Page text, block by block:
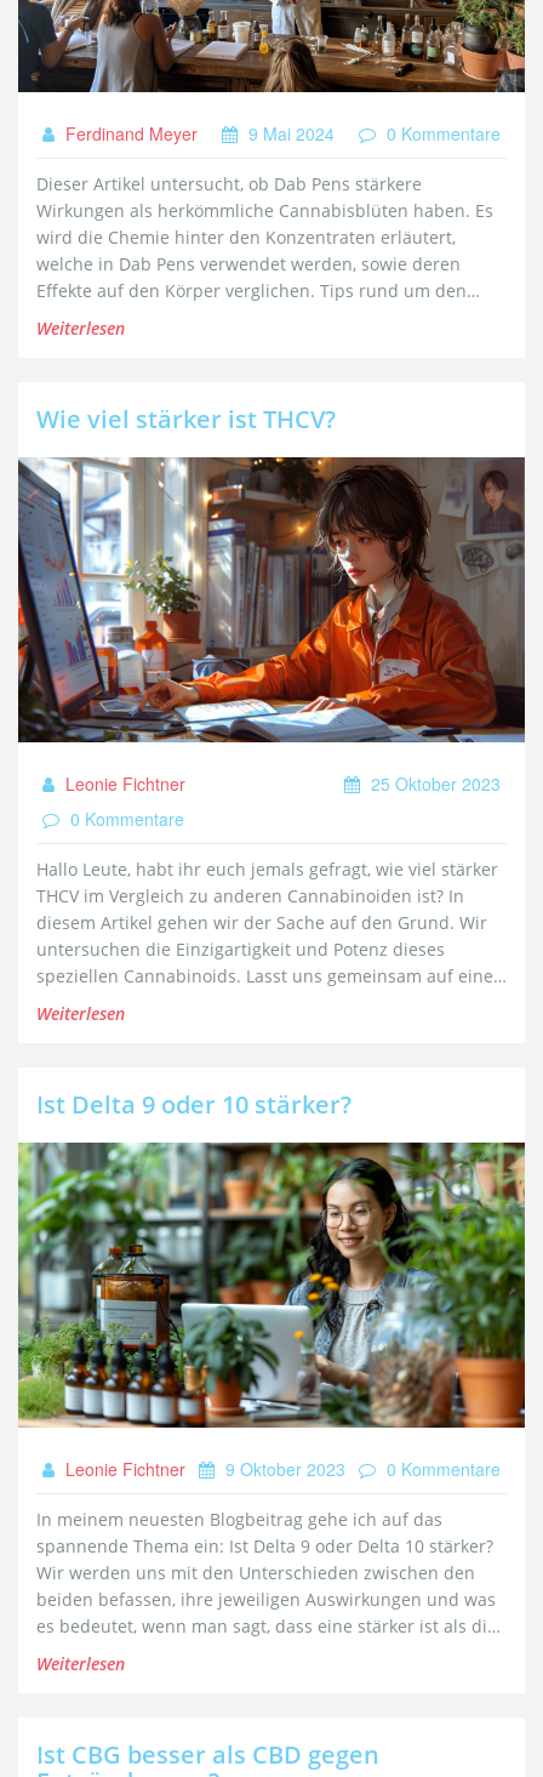
Ferdinand Meyer 9 Mai 2024 0 Kommentare
Dieser Artikel untersucht, ob Dab Pens stärkere
Wirkungen als herkömmliche Cannabisblüten haben. Es
wird die Chemie hinter den Konzentraten erläutert,
welche in Dab Pens verwendet werden, sowie deren
Effekte auf den Körper verglichen. Tips rund um den
sicheren Gebrauch werden ebenfalls gegeben, um das
Weiterlesen
Wie viel stärker ist THCV?
Leonie Fichtner
25 Oktober 2023
0 Kommentare
Hallo Leute, habt ihr euch jemals gefragt, wie viel stärker
THCV im Vergleich zu anderen Cannabinoiden ist? In
diesem Artikel gehen wir der Sache auf den Grund. Wir
untersuchen die Einzigartigkeit und Potenz dieses
speziellen Cannabinoids. Lasst uns gemeinsam auf eine
Reise in die Welt des THCVs gehen und die Fakten
Weiterlesen
Ist Delta 9 oder 10 stärker?
Leonie Fichtner 9 Oktober 2023 0 Kommentare
In meinem neuesten Blogbeitrag gehe ich auf das
spannende Thema ein: Ist Delta 9 oder Delta 10 stärker?
Wir werden uns mit den Unterschieden zwischen den
beiden befassen, ihre jeweiligen Auswirkungen und was
es bedeutet, wenn man sagt, dass eine stärker ist als die
andere. Es ist ein packendes Thema, das eine genaue
Weiterlesen
Ist CBG besser als CBD gegen